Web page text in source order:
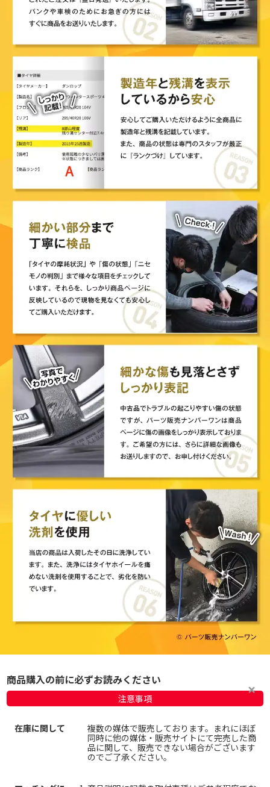
商品購入の前に必ずお読みください
注意事項
在庫に関して
複数の媒体で販売しております。まれにほぼ
同時に他の媒体・販売サイトにて完売した商
品に関して、販売できない場合がございます
のでご了承ください。